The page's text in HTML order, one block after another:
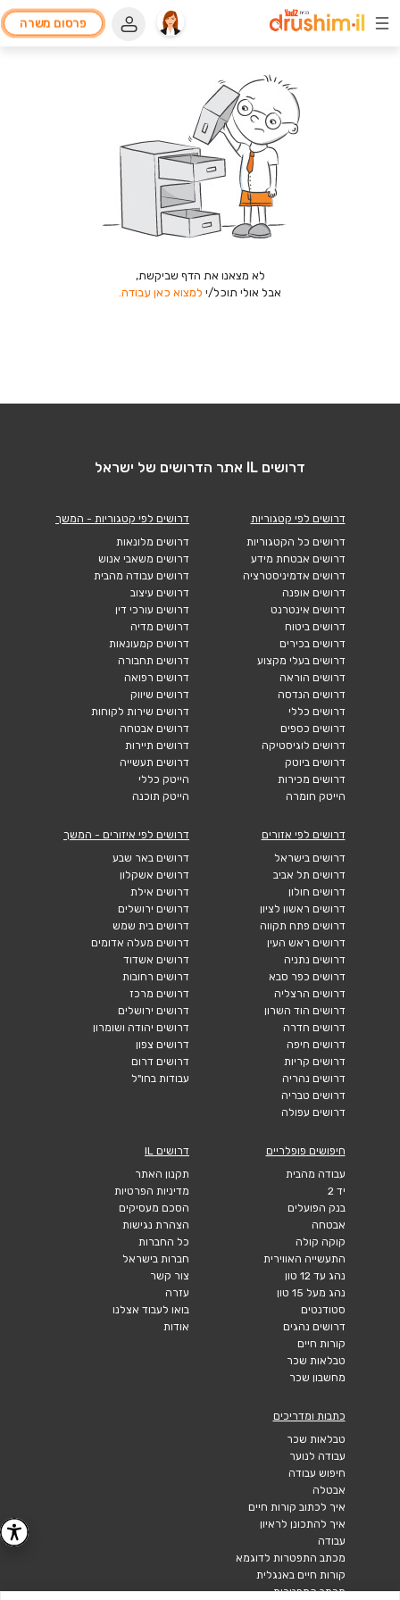
פרסום משרה
לא מצאנו את הדף שביקשת,
אבל אולי תוכל/י למצוא כאן עבודה.
דרושים IL אתר הדרושים של ישראל
דרושים לפי קטגוריות
דרושים כל הקטגוריות
דרושים אבטחת מידע
דרושים אדמיניסטרציה
דרושים אופנה
דרושים אינטרנט
דרושים ביטוח
דרושים בכירים
דרושים בעלי מקצוע
דרושים הוראה
דרושים הנדסה
דרושים כללי
דרושים כספים
דרושים לוגיסטיקה
דרושים ביוטק
דרושים מכירות
הייטק חומרה
דרושים לפי קטגוריות - המשך
דרושים מלונאות
דרושים משאבי אנוש
דרושים עבודה מהבית
דרושים עיצוב
דרושים עורכי דין
דרושים מדיה
דרושים קמעונאות
דרושים תחבורה
דרושים רפואה
דרושים שיווק
דרושים שירות לקוחות
דרושים אבטחה
דרושים תיירות
דרושים תעשייה
הייטק כללי
הייטק תוכנה
דרושים לפי אזורים
דרושים בישראל
דרושים תל אביב
דרושים חולון
דרושים ראשון לציון
דרושים פתח תקווה
דרושים ראש העין
דרושים נתניה
דרושים כפר סבא
דרושים הרצליה
דרושים הוד השרון
דרושים חדרה
דרושים חיפה
דרושים קריות
דרושים נהריה
דרושים טבריה
דרושים עפולה
דרושים לפי איזורים - המשך
דרושים באר שבע
דרושים אשקלון
דרושים אילת
דרושים ירושלים
דרושים בית שמש
דרושים מעלה אדומים
דרושים אשדוד
דרושים רחובות
דרושים מרכז
דרושים ירושלים
דרושים יהודה ושומרון
דרושים צפון
דרושים דרום
עבודות בחו"ל
חיפושים פופלריים
עבודה מהבית
יד 2
בנק הפועלים
אבטחה
קוקה קולה
התעשייה האווירית
נהג עד 12 טון
נהג מעל 15 טון
סטודנטים
דרושים נהגים
קורות חיים
טבלאות שכר
מחשבון שכר
דרושים IL
תקנון האתר
מדיניות הפרטיות
הסכם מעסיקים
הצהרת נגישות
כל החברות
חברות בישראל
צור קשר
עזרה
בואו לעבוד אצלנו
אודות
כתבות ומדריכים
טבלאות שכר
עבודה לנוער
חיפוש עבודה
אבטלה
איך לכתוב קורות חיים
איך להתכונן לראיון
עבודה
מכתב התפטרות לדוגמא
קורות חיים באנגלית
מכתב התפטרות